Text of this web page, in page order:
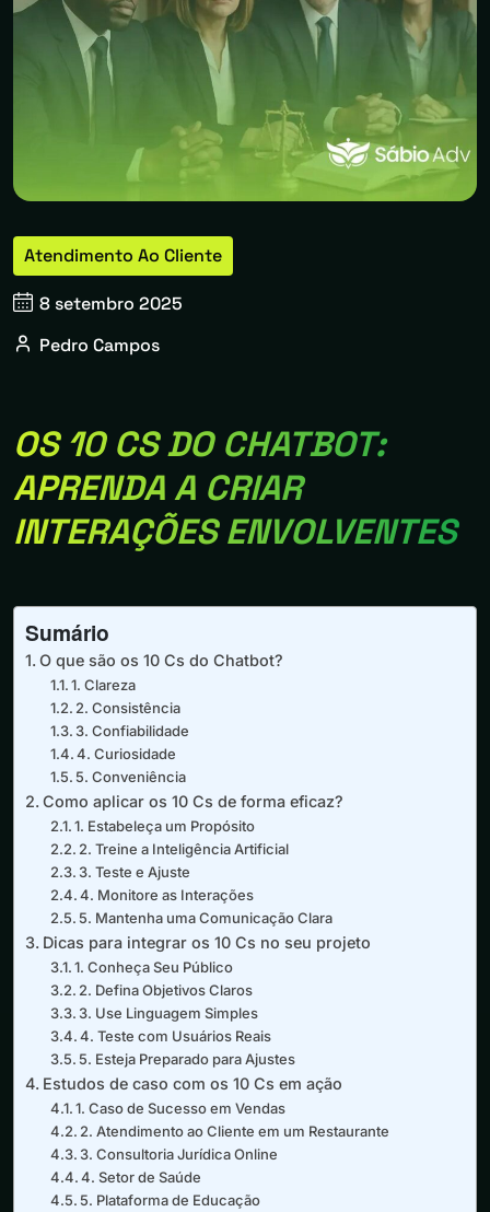
Atendimento Ao Cliente
8 setembro 2025
Pedro Campos
OS 10 CS DO CHATBOT:
APRENDA A CRIAR
INTERAÇÕES ENVOLVENTES
Sumário
O que são os 10 Cs do Chatbot?
1. Clareza
2. Consistência
3. Confiabilidade
4. Curiosidade
5. Conveniência
Como aplicar os 10 Cs de forma eficaz?
1. Estabeleça um Propósito
2. Treine a Inteligência Artificial
3. Teste e Ajuste
4. Monitore as Interações
5. Mantenha uma Comunicação Clara
Dicas para integrar os 10 Cs no seu projeto
1. Conheça Seu Público
2. Defina Objetivos Claros
3. Use Linguagem Simples
4. Teste com Usuários Reais
5. Esteja Preparado para Ajustes
Estudos de caso com os 10 Cs em ação
1. Caso de Sucesso em Vendas
2. Atendimento ao Cliente em um Restaurante
3. Consultoria Jurídica Online
4. Setor de Saúde
5. Plataforma de Educação